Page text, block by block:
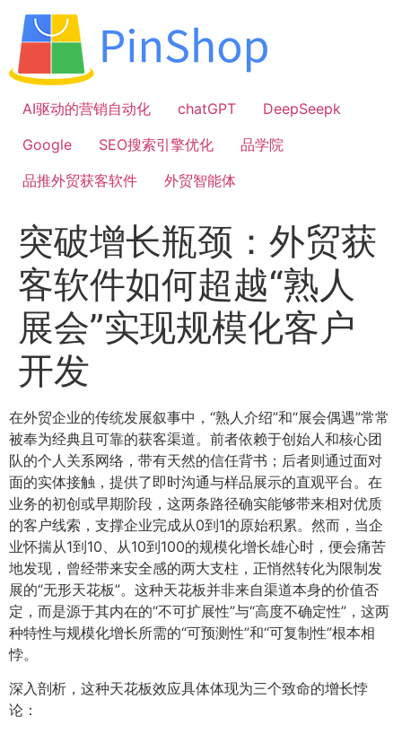
容
AI驱动的营销自动化
chatGPT
DeepSeepk
Google
SEO搜索引擎优化
品学院
品推外贸获客软件
外贸智能体
突破增长瓶颈：外贸获
客软件如何超越“熟人
展会”实现规模化客户
开发
在外贸企业的传统发展叙事中，“熟人介绍”和“展会偶遇”常常
被奉为经典且可靠的获客渠道。前者依赖于创始人和核心团
队的个人关系网络，带有天然的信任背书；后者则通过面对
面的实体接触，提供了即时沟通与样品展示的直观平台。在
业务的初创或早期阶段，这两条路径确实能够带来相对优质
的客户线索，支撑企业完成从0到1的原始积累。然而，当企
业怀揣从1到10、从10到100的规模化增长雄心时，便会痛苦
地发现，曾经带来安全感的两大支柱，正悄然转化为限制发
展的“无形天花板”。这种天花板并非来自渠道本身的价值否
定，而是源于其内在的“不可扩展性”与“高度不确定性”，这两
种特性与规模化增长所需的“可预测性”和“可复制性”根本相
悖。
深入剖析，这种天花板效应具体体现为三个致命的增长悖
论：